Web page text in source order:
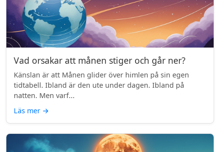
Vad orsakar att månen stiger och går ner?
Känslan är att Månen glider över himlen på sin egen
tidtabell. Ibland är den ute under dagen. Ibland på
natten. Men varf...
Läs mer →